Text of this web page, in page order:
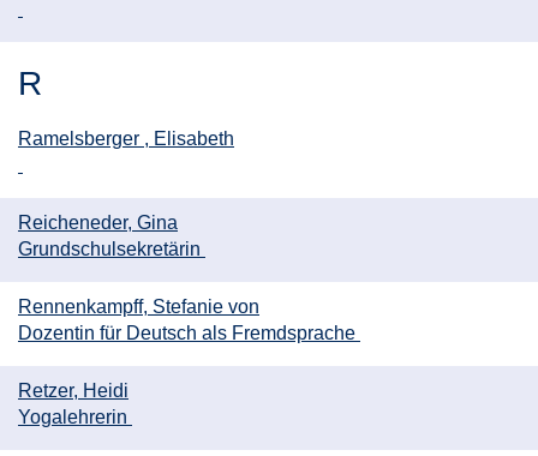
R
Ramelsberger , Elisabeth
Reicheneder, Gina
Grundschulsekretärin
Rennenkampff, Stefanie von
Dozentin für Deutsch als Fremdsprache
Retzer, Heidi
Yogalehrerin